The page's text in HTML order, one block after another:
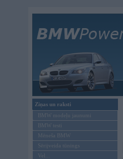
Ziņas un raksti
BMW modeļu jaunumi
BMW testi
Mēneša BMW
Sērijveida tūnings
Vel...